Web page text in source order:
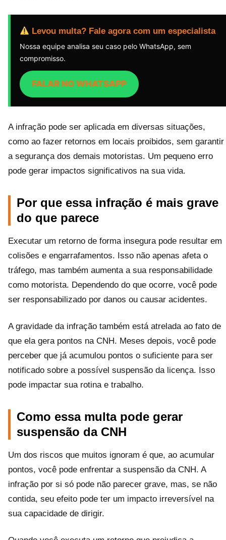
Levou multa? Fale agora com um especialista
Nossa equipe analisa seu caso pelo WhatsApp, sem
compromisso.
FALAR NO WHATSAPP
A infração pode ser aplicada em diversas situações,
como ao fazer retornos em locais proibidos, sem garantir
a segurança dos demais motoristas. Um pequeno erro
pode gerar impactos significativos na sua vida.
Por que essa infração é mais grave
do que parece
Executar um retorno de forma insegura pode resultar em
colisões e engarrafamentos. Isso não apenas afeta o
tráfego, mas também aumenta a sua responsabilidade
como motorista. Dependendo do que ocorre, você pode
ser responsabilizado por danos ou causar acidentes.
A gravidade da infração também está atrelada ao fato de
que ela gera pontos na CNH. Meses depois, você pode
perceber que já acumulou pontos o suficiente para ser
notificado sobre a possível suspensão da licença. Isso
pode impactar sua rotina e trabalho.
Como essa multa pode gerar
suspensão da CNH
Um dos riscos que muitos ignoram é que, ao acumular
pontos, você pode enfrentar a suspensão da CNH. A
infração por si só pode não parecer grave, mas, se não
contida, seu efeito pode ter um impacto irreversível na
sua capacidade de dirigir.